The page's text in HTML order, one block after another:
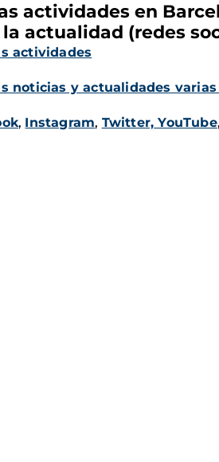
actividades en
actualidad (redes
actividades
noticias y actualidades
, Instagram, Twitter, YouTube,